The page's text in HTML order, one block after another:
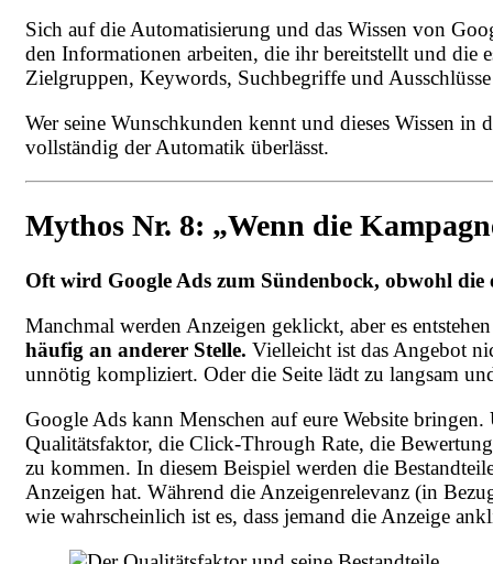
Sich auf die Automatisierung und das Wissen von
den Informationen arbeiten, die ihr bereitstellt und die
Zielgruppen, Keywords, Suchbegriffe und
Wer seine Wunschkunden kennt und dieses Wissen
vollständig der Automatik überlässt.
Mythos Nr. 8: „Wenn die
Oft wird Google Ads zum Sündenbock, obwohl die
Manchmal werden Anzeigen geklickt, aber es
häufig an anderer Stelle. Vielleicht ist das Angebot
unnötig kompliziert. Oder die Seite lädt zu langsam
Google Ads kann Menschen auf eure Website bringen.
Qualitätsfaktor, die Click-Through Rate, die
zu kommen. In diesem Beispiel werden die
Anzeigen hat. Während die Anzeigenrelevanz (in
wie wahrscheinlich ist es, dass jemand die Anzeige